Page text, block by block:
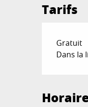
Tarifs
Gratuit
Dans la